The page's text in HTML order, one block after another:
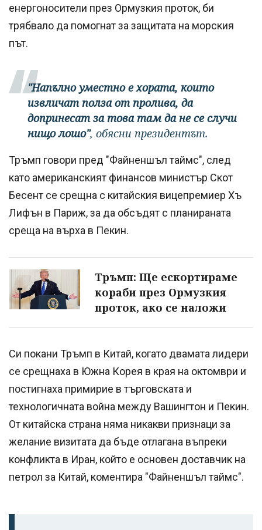
енергоносители през Ормузкия проток, би
трябвало да помогнат за защитата на морския
път.
"Напълно уместно е хората, които
извличат полза от пролива, да
допринесат за това там да не се случи
нищо лошо", обясни президентът.
Тръмп говори пред "Файненшъл таймс", след
като американският финансов министър Скот
Бесент се срещна с китайския вицепремиер Хъ
Лифън в Париж, за да обсъдят с планираната
среща на върха в Пекин.
Тръмп: Ще ескортираме
кораби през Ормузкия
проток, ако се наложи
Си покани Тръмп в Китай, когато двамата лидери
се срещнаха в Южна Корея в края на октомври и
постигнаха примирие в търговската и
технологичната война между Вашингтон и Пекин.
От китайска страна няма никакви признаци за
желание визитата да бъде отлагана въпреки
конфликта в Иран, който е основен доставчик на
петрол за Китай, коментира "Файненшъл таймс".